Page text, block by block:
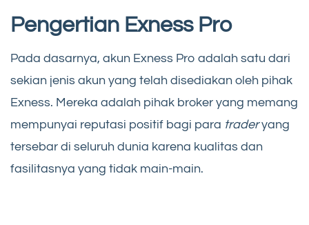
Pengertian Exness Pro
Pada dasarnya, akun Exness Pro adalah satu dari
sekian jenis akun yang telah disediakan oleh pihak
Exness. Mereka adalah pihak broker yang memang
mempunyai reputasi positif bagi para traderyang
tersebar di seluruh dunia karena kualitas dan
fasilitasnya yang tidak main-main.